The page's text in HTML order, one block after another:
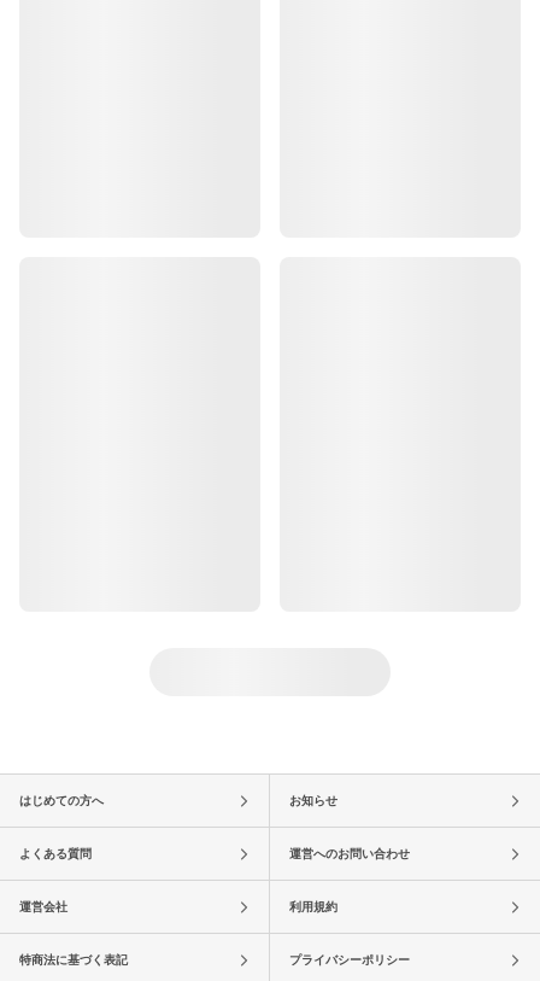
はじめての方へ お知らせ
よくある質問 運営へのお問い合わせ
運営会社 利用規約
特商法に基づく表記 プライバシーポリシー